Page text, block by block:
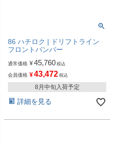
86 ハチロク | ドリフトライン
フロントバンパー
通常価格 ¥45,760 税込
会員価格 ¥43,472 税込
8月中旬入荷予定
詳細を見る